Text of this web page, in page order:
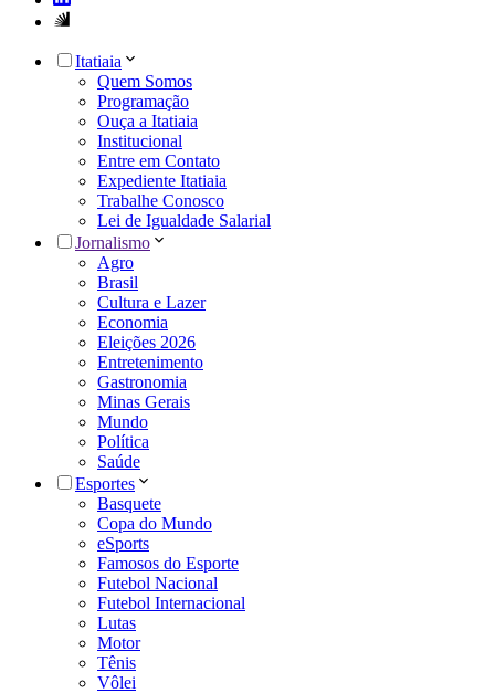
Itatiaia
Quem Somos
Programação
Ouça a Itatiaia
Institucional
Entre em Contato
Expediente Itatiaia
Trabalhe Conosco
Lei de Igualdade Salarial
Jornalismo
Agro
Brasil
Cultura e Lazer
Economia
Eleições 2026
Entretenimento
Gastronomia
Minas Gerais
Mundo
Política
Saúde
Esportes
Basquete
Copa do Mundo
eSports
Famosos do Esporte
Futebol Nacional
Futebol Internacional
Lutas
Motor
Tênis
Vôlei